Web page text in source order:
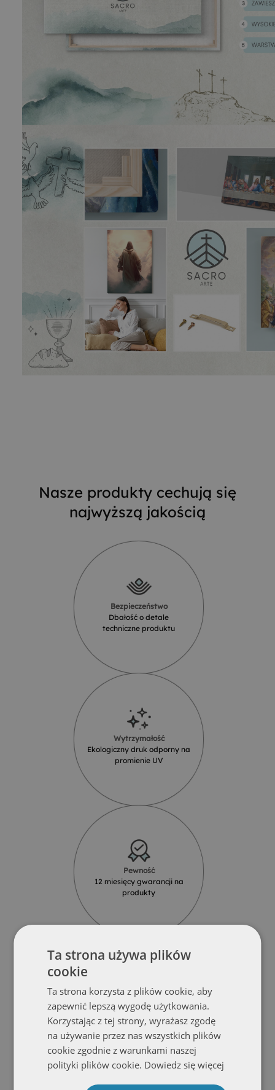
Nasze produkty cechują się
najwyższą jakością
Bezpieczeństwo
Dbałość o detale
techniczne produktu
Wytrzymałość
Ekologiczny druk odporny na
promienie UV
Pewność
12 miesięcy gwarancji na
produkty
Solidność
Produkty z najlepszych materiałów
od renomowanych dostawców
Ta strona używa plików
cookie
Ta strona korzysta z plików cookie, aby
zapewnić lepszą wygodę użytkowania.
Korzystając z tej strony, wyrażasz zgodę
na używanie przez nas wszystkich plików
cookie zgodnie z warunkami naszej
polityki plików cookie. Dowiedz się więcej